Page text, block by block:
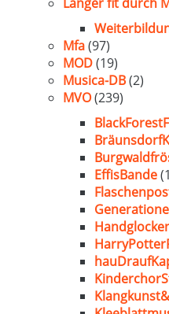
Mfa(97)
MOD(19)
Musica-DB(2)
MVO(239)
EffisBande